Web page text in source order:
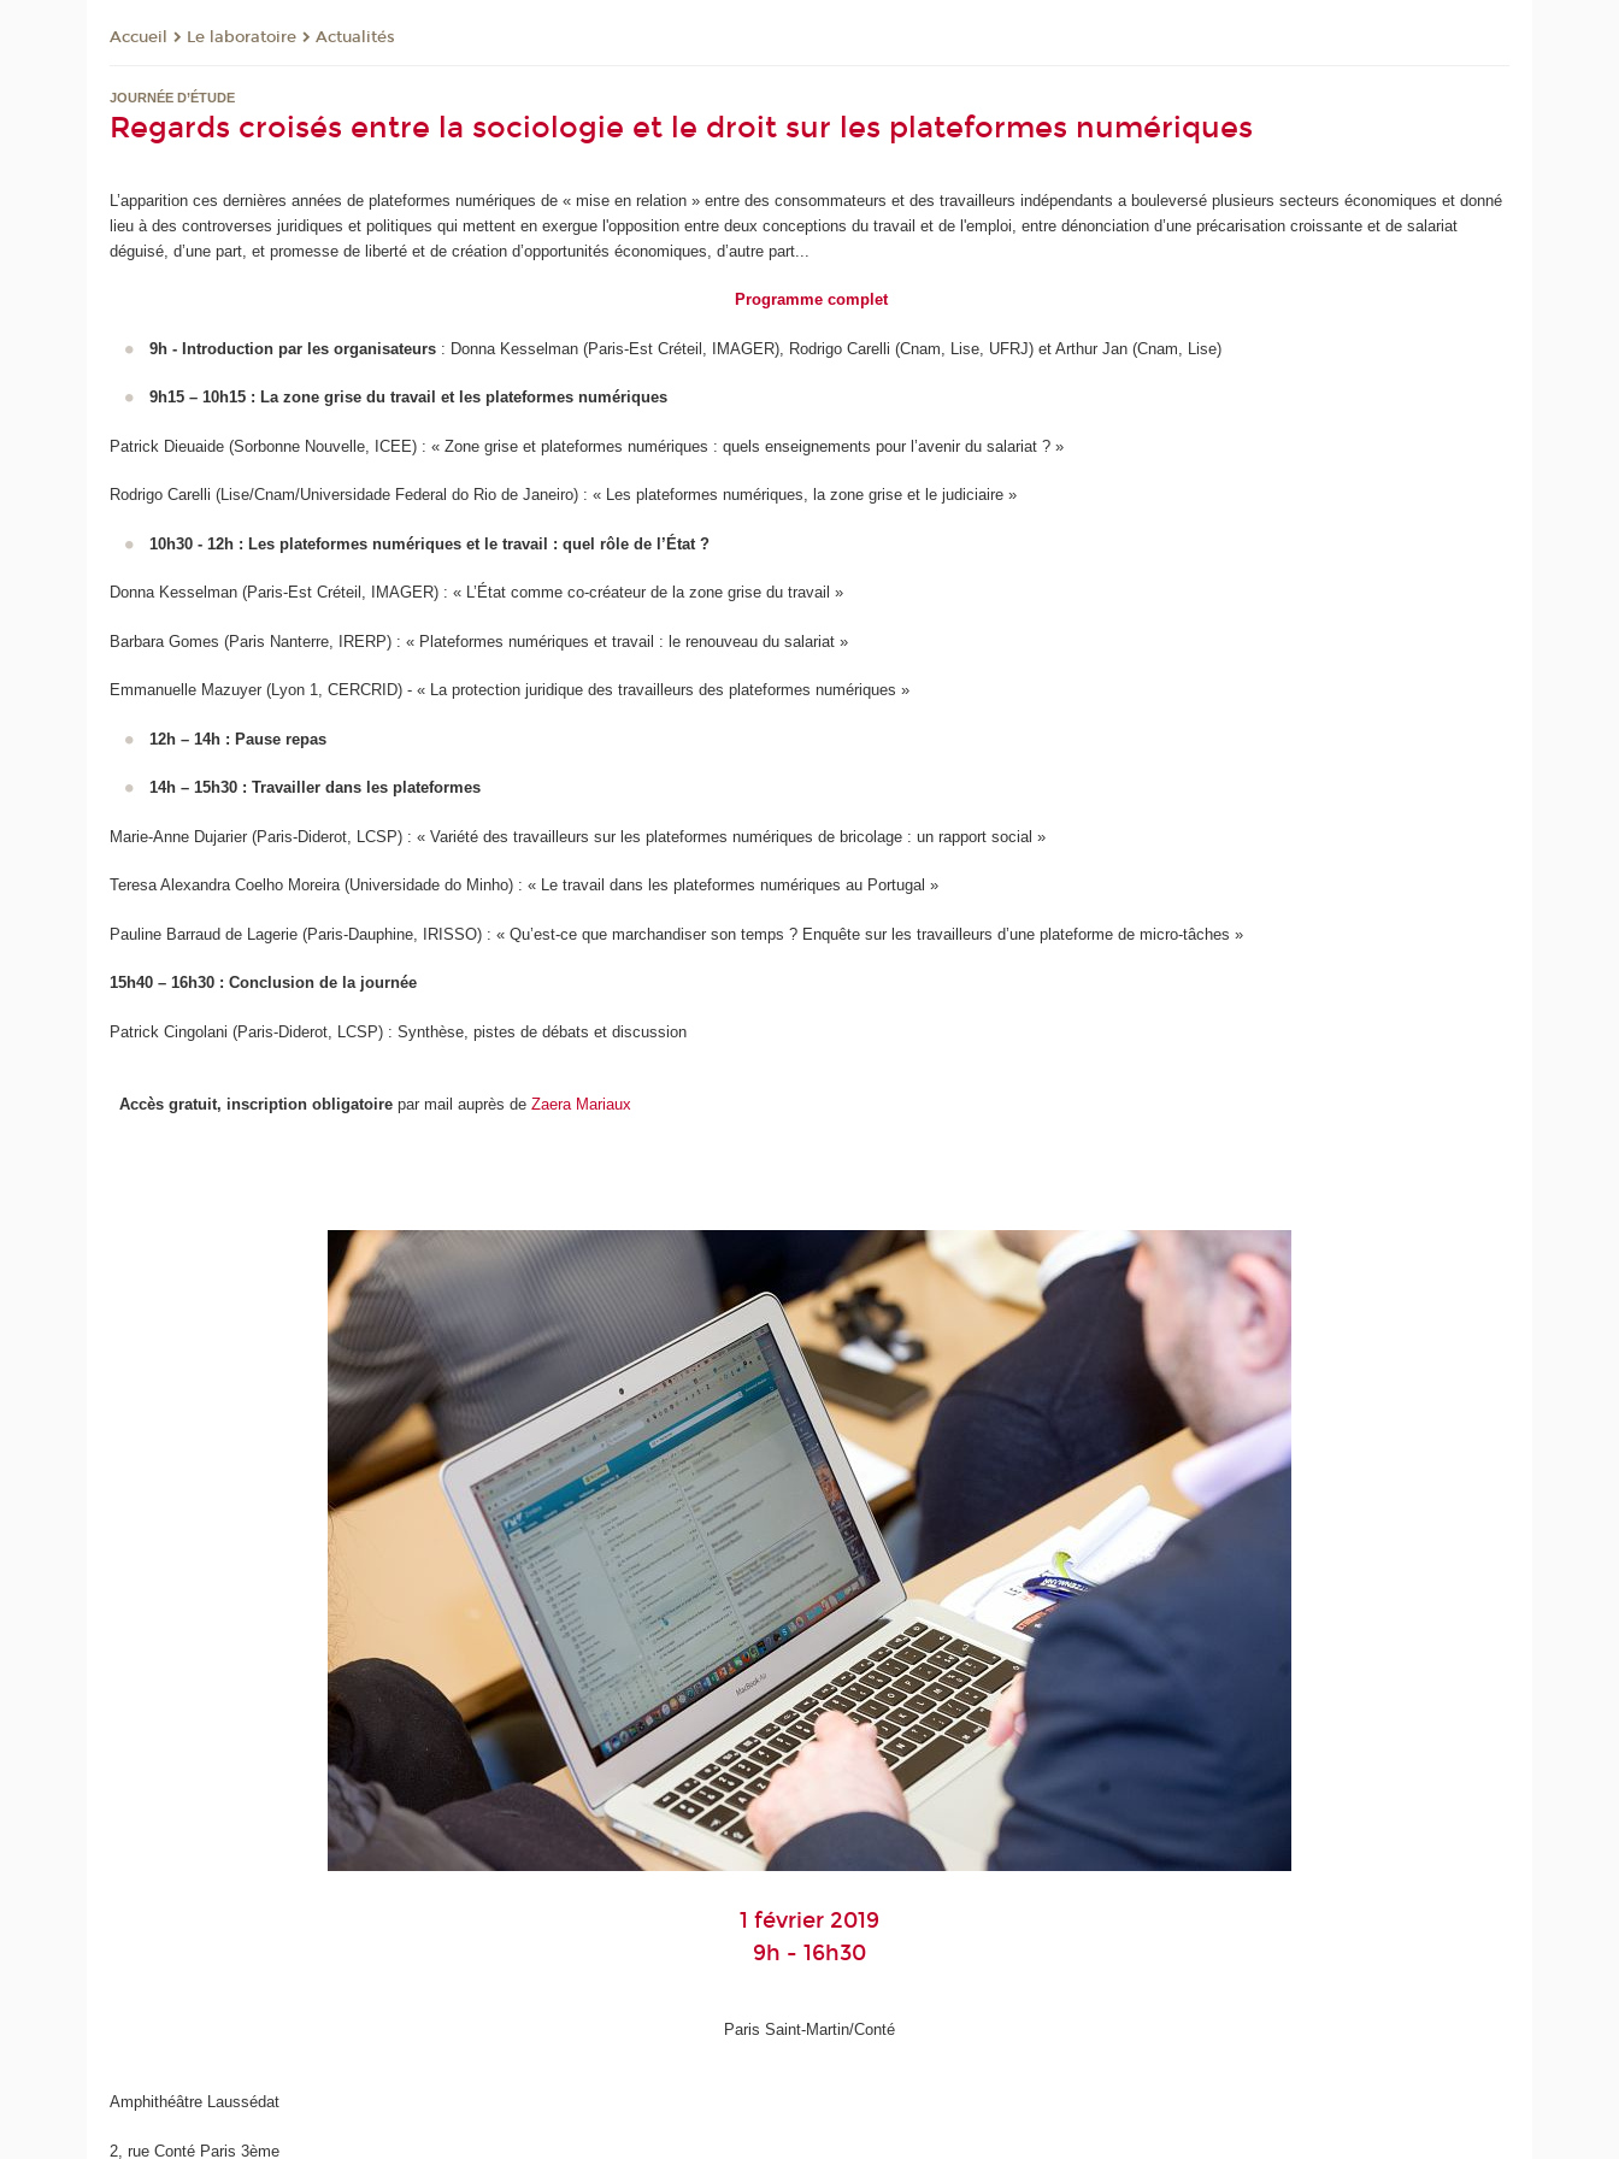
Accueil Le laboratoire Actualités
JOURNÉE D’ÉTUDE
Regards croisés entre la sociologie et le droit sur les plateformes numériques
L’apparition ces dernières années de plateformes numériques de « mise en relation » entre des consommateurs et des travailleurs indépendants a bouleversé plusieurs secteurs économiques et donné
lieu à des controverses juridiques et politiques qui mettent en exergue l'opposition entre deux conceptions du travail et de l'emploi, entre dénonciation d’une précarisation croissante et de salariat
déguisé, d’une part, et promesse de liberté et de création d’opportunités économiques, d’autre part...
Programme complet
9h - Introduction par les organisateurs : Donna Kesselman (Paris-Est Créteil, IMAGER), Rodrigo Carelli (Cnam, Lise, UFRJ) et Arthur Jan (Cnam, Lise)
9h15 – 10h15 : La zone grise du travail et les plateformes numériques
Patrick Dieuaide (Sorbonne Nouvelle, ICEE) : « Zone grise et plateformes numériques : quels enseignements pour l’avenir du salariat ? »
Rodrigo Carelli (Lise/Cnam/Universidade Federal do Rio de Janeiro) : « Les plateformes numériques, la zone grise et le judiciaire »
10h30 - 12h : Les plateformes numériques et le travail : quel rôle de l’État ?
Donna Kesselman (Paris-Est Créteil, IMAGER) : « L’État comme co-créateur de la zone grise du travail »
Barbara Gomes (Paris Nanterre, IRERP) : « Plateformes numériques et travail : le renouveau du salariat »
Emmanuelle Mazuyer (Lyon 1, CERCRID) - « La protection juridique des travailleurs des plateformes numériques »
12h – 14h : Pause repas
14h – 15h30 : Travailler dans les plateformes
Marie-Anne Dujarier (Paris-Diderot, LCSP) : « Variété des travailleurs sur les plateformes numériques de bricolage : un rapport social »
Teresa Alexandra Coelho Moreira (Universidade do Minho) : « Le travail dans les plateformes numériques au Portugal »
Pauline Barraud de Lagerie (Paris-Dauphine, IRISSO) : « Qu’est-ce que marchandiser son temps ? Enquête sur les travailleurs d’une plateforme de micro-tâches »
15h40 – 16h30 : Conclusion de la journée
Patrick Cingolani (Paris-Diderot, LCSP) : Synthèse, pistes de débats et discussion
Accès gratuit, inscription obligatoire par mail auprès deZaera Mariaux
1 février 2019
9h - 16h30
Paris Saint-Martin/Conté
Amphithéâtre Laussédat
2, rue Conté Paris 3ème